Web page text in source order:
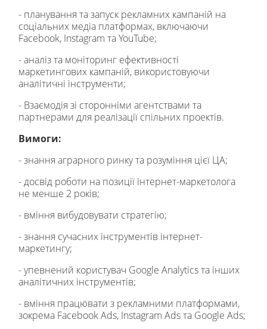
- планування та запуск рекламних кампаній на
соціальних медіа платформах, включаючи
Facebook, Instagram та YouTube;
- аналіз та моніторинг ефективності
маркетингових кампаній, використовуючи
аналітичні інструменти;
- Взаємодія зі сторонніми агентствами та
партнерами для реалізації спільних проектів.
Вимоги:
- знання аграрного ринку та розуміння цієї ЦА;
- досвід роботи на позиції інтернет-маркетолога
не менше 2 років;
- вміння вибудовувати стратегію;
- знання сучасних інструментів інтернет-
маркетингу;
- упевнений користувач Google Analytics та інших
аналітичних інструментів;
- вміння працювати з рекламними платформами,
зокрема Facebook Ads, Instagram Ads та Google Ads;